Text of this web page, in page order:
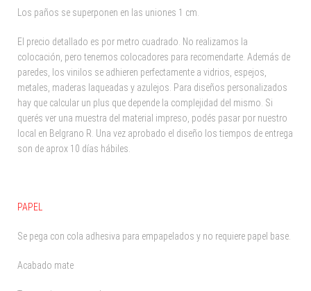
Los paños se superponen en las uniones 1 cm.
El precio detallado es por metro cuadrado. No realizamos la
colocación, pero tenemos colocadores para recomendarte. Además de
paredes, los vinilos se adhieren perfectamente a vidrios, espejos,
metales, maderas laqueadas y azulejos. Para diseños personalizados
hay que calcular un plus que depende la complejidad del mismo. Si
querés ver una muestra del material impreso, podés pasar por nuestro
local en Belgrano R. Una vez aprobado el diseño los tiempos de entrega
son de aprox 10 días hábiles.
PAPEL
Se pega con cola adhesiva para empapelados y no requiere papel base.
Acabado mate